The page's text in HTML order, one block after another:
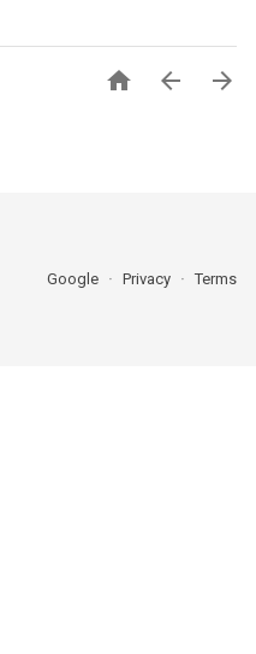
  
Google Privacy Terms